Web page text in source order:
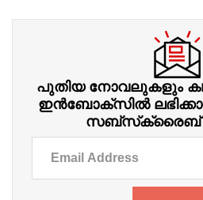
പുതിയ നോവലുകളും
ഇന്‍ബോക്‌സില്‍
സബ്‌സ്‌ക്രൈബ്